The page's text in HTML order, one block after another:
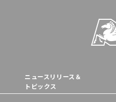
ニュースリリース＆
トピックス